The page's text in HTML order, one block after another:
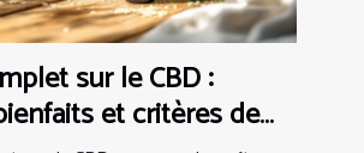
sur le CBD :
et critères de